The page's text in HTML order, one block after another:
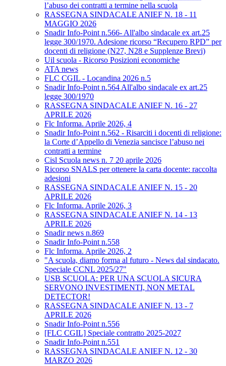
l’abuso dei contratti a termine nella scuola
RASSEGNA SINDACALE ANIEF N. 18 - 11
MAGGIO 2026
Snadir Info-Point n.566- All'albo sindacale ex art.25
legge 300/1970. Adesione ricorso “Recupero RPD” per
docenti di religione (N27, N28 e Supplenze Brevi)
Uil scuola - Ricorso Posizioni economiche
ATA news
FLC CGIL - Locandina 2026 n.5
Snadir Info-Point n.564 All'albo sindacale ex art.25
legge 300/1970
RASSEGNA SINDACALE ANIEF N. 16 - 27
APRILE 2026
Flc Informa. Aprile 2026, 4
Snadir Info-Point n.562 - Risarciti i docenti di religione:
la Corte d’Appello di Venezia sancisce l’abuso nei
contratti a termine
Cisl Scuola news n. 7 20 aprile 2026
Ricorso SNALS per ottenere la carta docente: raccolta
adesioni
RASSEGNA SINDACALE ANIEF N. 15 - 20
APRILE 2026
Flc Informa. Aprile 2026, 3
RASSEGNA SINDACALE ANIEF N. 14 - 13
APRILE 2026
Snadir news n.869
Snadir Info-Point n.558
Flc Informa. Aprile 2026, 2
"A scuola, diamo forma al futuro - News dal sindacato.
Speciale CCNL 2025/27"
USB SCUOLA: PER UNA SCUOLA SICURA
SERVONO INVESTIMENTI, NON METAL
DETECTOR!
RASSEGNA SINDACALE ANIEF N. 13 - 7
APRILE 2026
Snadir Info-Point n.556
[FLC CGIL] Speciale contratto 2025-2027
Snadir Info-Point n.551
RASSEGNA SINDACALE ANIEF N. 12 - 30
MARZO 2026